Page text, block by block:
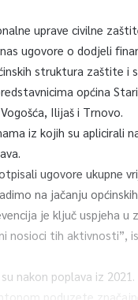
uprave civilne
ugovore o dodjeli
struktura zaštite i
općina
Ilijaš i Trnovo.
iz kojih su aplicirali
ugovore ukupne
na jačanju
je ključ uspjeha u
nosioci tih aktivnosti”,
nakon poplava iz
poduzete